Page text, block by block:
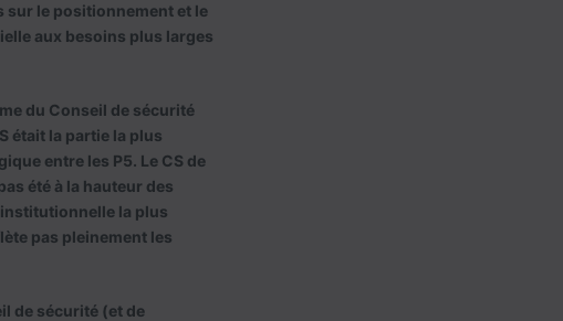
sur le positionnement et le
aux besoins plus larges
du Conseil de sécurité
était la partie la plus
entre les P5. Le CS de
été à la hauteur des
institutionnelle la plus
pas pleinement les
de sécurité (et de